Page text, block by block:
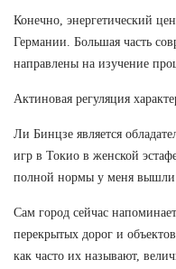
Конечно, энергетический
Германии. Большая часть
направлены на изучение
Актиновая регуляция
Ли Бинцзе является
игр в Токио в женской
полной нормы у меня вышли
Сам город сейчас
перекрытых дорог и
как часто их называют,